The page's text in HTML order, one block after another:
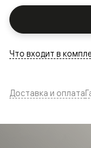
Что входит в
Доставка и оплата